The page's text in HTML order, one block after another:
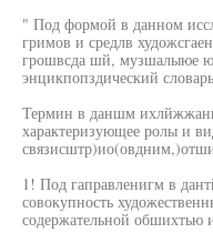
" Под формой в данном
гримов и средлв
грошвсда шй, музшалыюе
энцикпопздический
Термин в даншм
характеризующее ролы и
1! Под гаправленигм в
совокупность
содержательной обшихтью